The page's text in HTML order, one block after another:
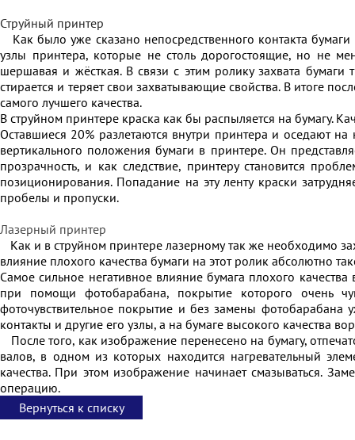
Струйный принтер
Как было уже сказано непосредственного контакта
узлы принтера, которые не столь дорогостоящие, но не
шершавая и жёсткая. В связи с этим ролику захвата бумаги
стирается и теряет свои захватывающие свойства. В итоге
самого лучшего качества.
В струйном принтере краска как бы распыляется на бумагу.
Оставшиеся 20% разлетаются внутри принтера и оседают
вертикального положения бумаги в принтере. Он
прозрачность, и как следствие, принтеру становится
позиционирования. Попадание на эту ленту краски
пробелы и пропуски.
Лазерный принтер
Как и в струйном принтере лазерному так же необходимо
влияние плохого качества бумаги на этот ролик абсолютно
Самое сильное негативное влияние бумага плохого
при помощи фотобарабана, покрытие которого очень
фоточувствительное покрытие и без замены фотобарабана
контакты и другие его узлы, а на бумаге высокого качества
После того, как изображение перенесено на бумагу,
валов, в одном из которых находится нагревательный
качества. При этом изображение начинает смазываться.
операцию.
Вернуться к списку